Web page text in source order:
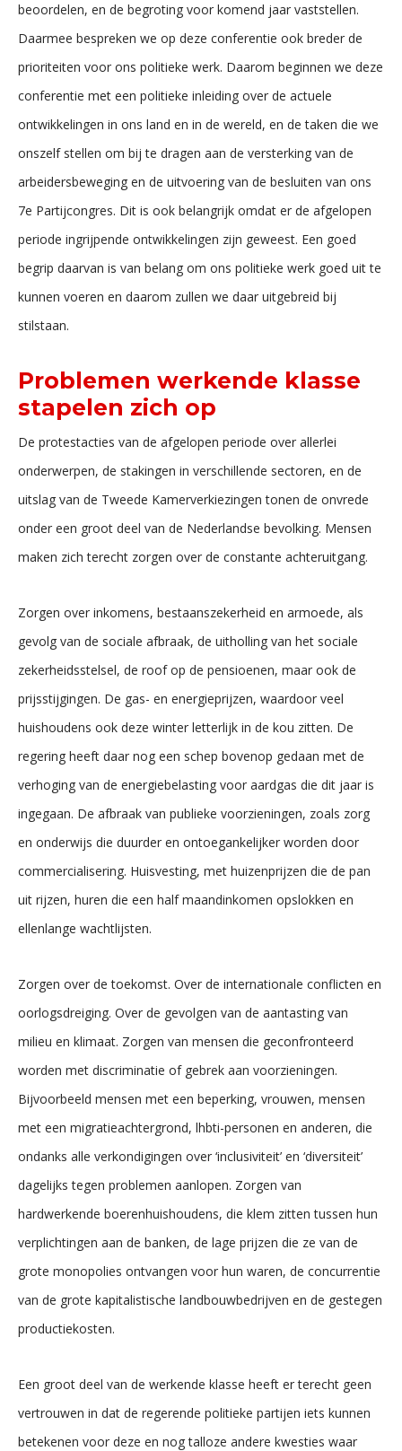
beoordelen, en de begroting voor komend jaar vaststellen.
Daarmee bespreken we op deze conferentie ook breder de
prioriteiten voor ons politieke werk. Daarom beginnen we deze
conferentie met een politieke inleiding over de actuele
ontwikkelingen in ons land en in de wereld, en de taken die we
onszelf stellen om bij te dragen aan de versterking van de
arbeidersbeweging en de uitvoering van de besluiten van ons
7e Partijcongres. Dit is ook belangrijk omdat er de afgelopen
periode ingrijpende ontwikkelingen zijn geweest. Een goed
begrip daarvan is van belang om ons politieke werk goed uit te
kunnen voeren en daarom zullen we daar uitgebreid bij
stilstaan.
Problemen werkende klasse
stapelen zich op
De protestacties van de afgelopen periode over allerlei
onderwerpen, de stakingen in verschillende sectoren, en de
uitslag van de Tweede Kamerverkiezingen tonen de onvrede
onder een groot deel van de Nederlandse bevolking. Mensen
maken zich terecht zorgen over de constante achteruitgang.
Zorgen over inkomens, bestaanszekerheid en armoede, als
gevolg van de sociale afbraak, de uitholling van het sociale
zekerheidsstelsel, de roof op de pensioenen, maar ook de
prijsstijgingen. De gas- en energieprijzen, waardoor veel
huishoudens ook deze winter letterlijk in de kou zitten. De
regering heeft daar nog een schep bovenop gedaan met de
verhoging van de energiebelasting voor aardgas die dit jaar is
ingegaan. De afbraak van publieke voorzieningen, zoals zorg
en onderwijs die duurder en ontoegankelijker worden door
commercialisering. Huisvesting, met huizenprijzen die de pan
uit rijzen, huren die een half maandinkomen opslokken en
ellenlange wachtlijsten.
Zorgen over de toekomst. Over de internationale conflicten en
oorlogsdreiging. Over de gevolgen van de aantasting van
milieu en klimaat. Zorgen van mensen die geconfronteerd
worden met discriminatie of gebrek aan voorzieningen.
Bijvoorbeeld mensen met een beperking, vrouwen, mensen
met een migratieachtergrond, lhbti-personen en anderen, die
ondanks alle verkondigingen over ‘inclusiviteit’ en ‘diversiteit’
dagelijks tegen problemen aanlopen. Zorgen van
hardwerkende boerenhuishoudens, die klem zitten tussen hun
verplichtingen aan de banken, de lage prijzen die ze van de
grote monopolies ontvangen voor hun waren, de concurrentie
van de grote kapitalistische landbouwbedrijven en de gestegen
productiekosten.
Een groot deel van de werkende klasse heeft er terecht geen
vertrouwen in dat de regerende politieke partijen iets kunnen
betekenen voor deze en nog talloze andere kwesties waar